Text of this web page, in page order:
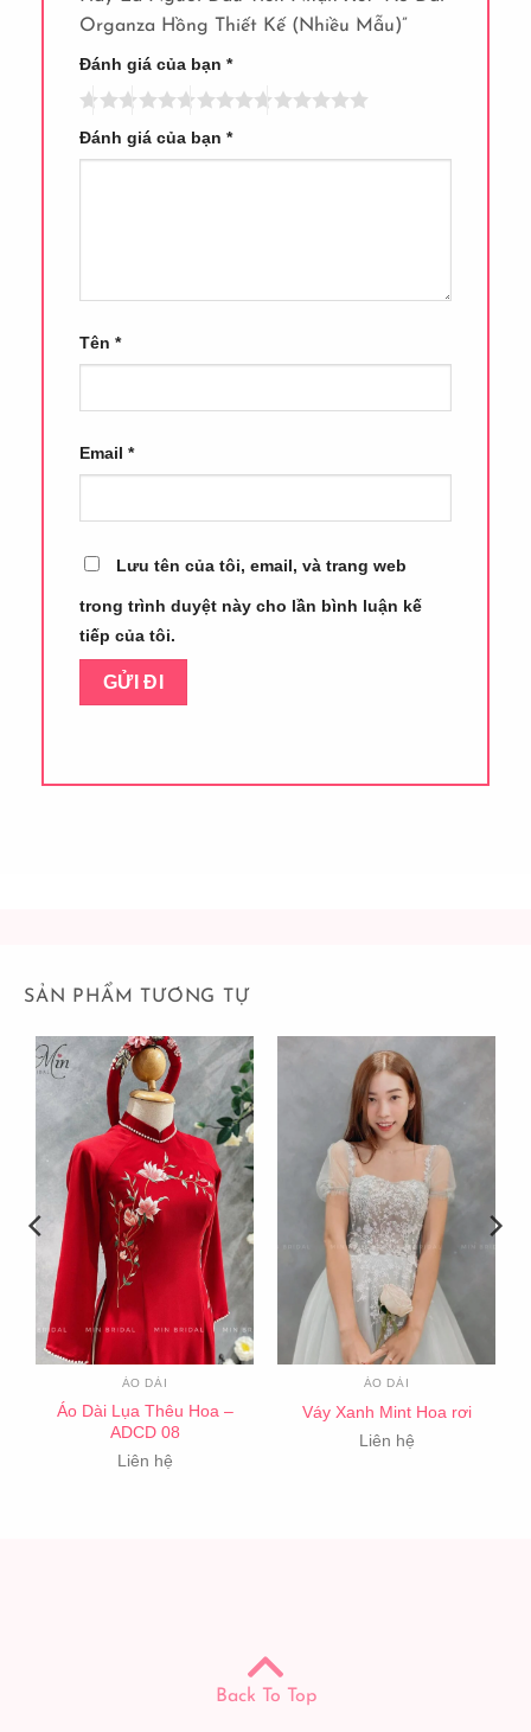
Organza Hồng Thiết Kế (nhiều Mẫu)”
Đánh giá của bạn *
Đánh giá của bạn *
Tên *
Email *
Lưu tên của tôi, email, và trang web
trong trình duyệt này cho lần bình luận kế
tiếp của tôi.
SẢN PHẨM TƯƠNG TỰ
ÁO DÀI
Áo Dài Lụa Thêu Hoa –
ADCD 08
Liên hệ
ÁO DÀI
Váy Xanh Mint Hoa rơi
Liên hệ
Back To Top